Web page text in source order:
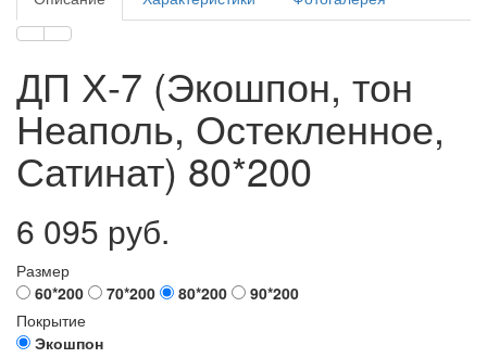
ДП Х-7 (Экошпон, тон
Неаполь, Остекленное,
Сатинат) 80*200
6 095 руб.
Размер
60*200
70*200 80*200
90*200
Покрытие
Экошпон